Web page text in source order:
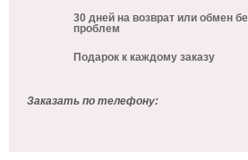
30 дней на возврат или обмен
проблем
Подарок к каждому заказу
Заказать по телефону: